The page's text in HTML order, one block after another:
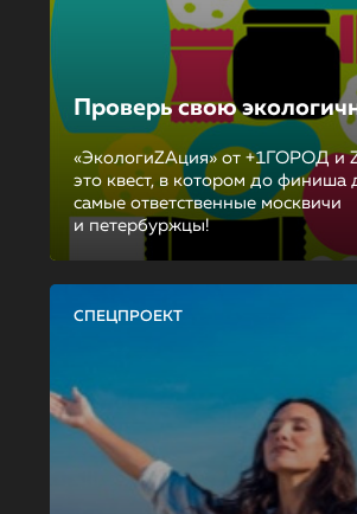
Проверь свою
«ЭкологиZAция» от +1ГОРОД и
это квест, в котором до финиша
самые ответственные москвичи
и петербуржцы!
СПЕЦПРОЕКТ